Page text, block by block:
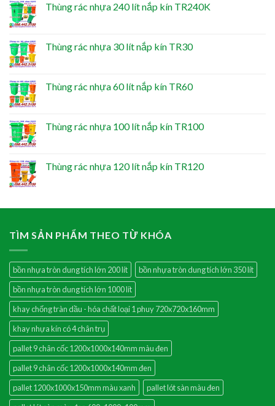
Thùng rác nhựa 240 lít nắp kín TR240K
Thùng rác nhựa 30 lít nắp kín TR30
Thùng rác nhựa 60 lít nắp kín TR60
Thùng rác nhựa 100 lít nắp kín TR100
Thùng rác nhựa 120 lít nắp kín TR120
TÌM SẢN PHẨM THEO TỪ KHÓA
bồn nhựa tròn dung tích lớn 200 lít
bồn nhựa tròn dung tích lớn 350 lít
bồn nhựa tròn dung tích lớn 1000 lít
khay chống tràn dầu - hóa chất loại 1 phuy 720x720x160mm
khay nhựa kín có 4 chân trụ
pallet 9 chân cốc 1200x1000x140mm màu đen
pallet 9 chân cốc 1200x1000x140mm đen
pallet 1200x1000x150mm màu xanh
pallet lót sàn màu đen